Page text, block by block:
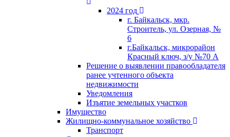
2024 год
г. Байкальск, мкр.
Строитель, ул. Озерная, №
6
г.Байкальск, микрорайон
Красный ключ, з/у №70 А
Решение о выявлении правообладателя
ранее учтенного объекта
недвижимости
Уведомления
Изъятие земельных участков
Имущество
Жилищно-коммунальное хозяйство
Транспорт